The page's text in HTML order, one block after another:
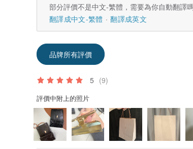
部分評價不是中文-繁體，需要為你自動翻譯
翻譯成中文-繁體
翻譯成英文
品牌所有評價
5 (9)
評價中附上的照片